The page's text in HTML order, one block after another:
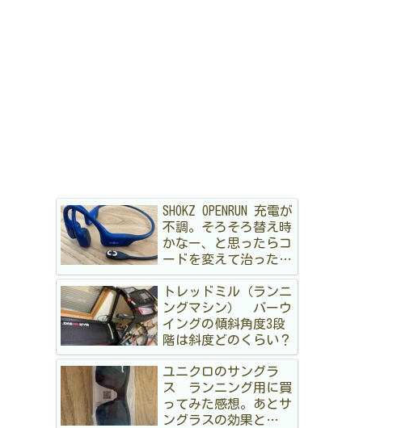
SHOKZ OPENRUN 充電が
不調。そろそろ替え時
かなー、と思ったらコ
ードを変えて治ったハ
ナシ
トレッドミル（ランニ
ングマシン） バーウ
イングの傾斜角度3段
階は斜度どのくらい？
ユニクロのサングラ
ス ランニング用に買
ってみた感想。あとサ
ングラスの効果と